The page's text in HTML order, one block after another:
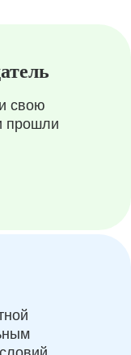
свою
прошли